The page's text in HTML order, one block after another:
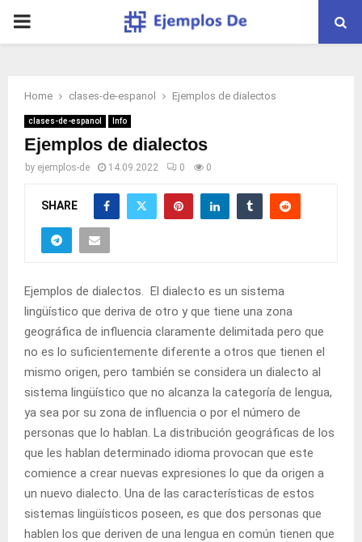
PRIMARY
Home clases-de-espanol Ejemplos de dialectos
clases-de-espanol Info
Ejemplos de dialectos
by ejemplos-de 14.09.2022 0 0
SHARE
Ejemplos de dialectos. El dialecto es un sistema
lingüístico que deriva de otro y que tiene una zona
geográfica de influencia claramente delimitada pero que
no es lo suficientemente diferente a otros que tienen el
mismo origen, pero también se considera un dialecto al
sistema lingüístico que no alcanza la categoría de lengua,
ya sea por su zona de influencia o por el número de
personas que lo hablan. La distribución geográficas de los
que les hablan determinado idioma provocan que este
comience a crear nuevas expresiones lo que da origen a
un nuevo dialecto. Una de las características de estos
sistemas lingüísticos poseen, es que dos personas que
hablen los que deriven de una lengua en común tienen que